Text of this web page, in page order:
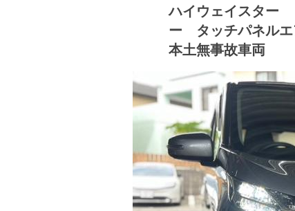
ハイウェイスタ
ー タッチパネル
本土無事故車両